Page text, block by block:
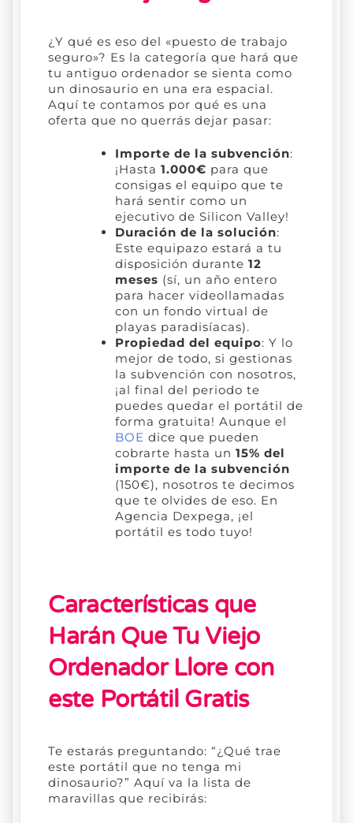
¿Y qué es eso del «puesto de trabajo
seguro»? Es la categoría que hará que
tu antiguo ordenador se sienta como
un dinosaurio en una era espacial.
Aquí te contamos por qué es una
oferta que no querrás dejar pasar:
Importe de la subvención:
¡Hasta 1.000€ para que
consigas el equipo que te
hará sentir como un
ejecutivo de Silicon Valley!
Duración de la solución:
Este equipazo estará a tu
disposición durante 12
meses (sí, un año entero
para hacer videollamadas
con un fondo virtual de
playas paradisíacas).
Propiedad del equipo: Y lo
mejor de todo, si gestionas
la subvención con nosotros,
¡al final del periodo te
puedes quedar el portátil de
forma gratuita! Aunque el
BOE dice que pueden
cobrarte hasta un 15% del
importe de la subvención
(150€), nosotros te decimos
que te olvides de eso. En
Agencia Dexpega, ¡el
portátil es todo tuyo!
Características que
Harán Que Tu Viejo
Ordenador Llore con
este Portátil Gratis
Te estarás preguntando: “¿Qué trae
este portátil que no tenga mi
dinosaurio?” Aquí va la lista de
maravillas que recibirás: